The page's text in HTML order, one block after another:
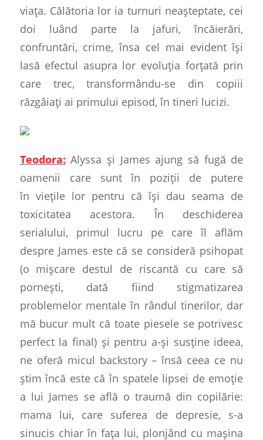
viața. Călătoria lor ia turnuri neașteptate, cei
doi luând parte la jafuri, încăierări,
confruntări, crime, însa cel mai evident își
lasă efectul asupra lor evoluția forțată prin
care trec, transformându-se din copiii
răzgâiați ai primului episod, în tineri lucizi.
Teodora: Alyssa și James ajung să fugă de
oamenii care sunt în poziții de putere
în viețile lor pentru că își dau seama de
toxicitatea acestora. În deschiderea
serialului, primul lucru pe care îl aflăm
despre James este că se consideră psihopat
(o mișcare destul de riscantă cu care să
pornești, dată fiind stigmatizarea
problemelor mentale în rândul tinerilor, dar
mă bucur mult că toate piesele se potrivesc
perfect la final) și pentru a-și susține ideea,
ne oferă micul backstory – însă ceea ce nu
știm încă este că în spatele lipsei de emoție
a lui James se află o traumă din copilărie:
mama lui, care suferea de depresie, s-a
sinucis chiar în fața lui, plonjând cu mașina